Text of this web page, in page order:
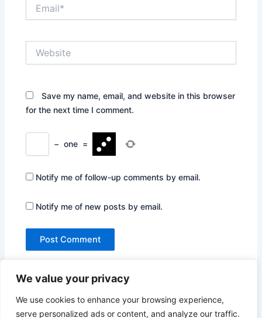
We value your privacy
We use cookies to enhance your browsing experience,
serve personalized ads or content, and analyze our traffic.
Save my name, email, and website in this browser
for the next time I comment.
− one =
Notify me of follow-up comments by email.
Notify me of new posts by email.